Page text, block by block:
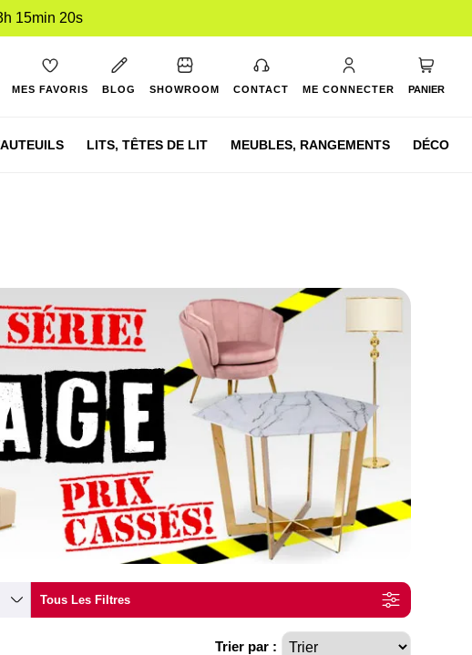
15min 19s
MES FAVORIS BLOG SHOWROOM CONTACT ME CONNECTER PANIER
LITS, TÊTES DE LIT MEUBLES, RANGEMENTS DÉCO
Tous Les Filtres
Trier par :